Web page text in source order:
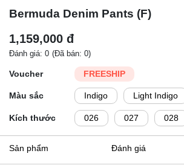
Bermuda Denim Pants (F)
1,159,000 đ
Đánh giá: 0 (Đã bán: 0)
Voucher FREESHIP
Màu sắc Indigo Light Indigo
Kích thước 026 027 028
Sản phẩm Đánh giá